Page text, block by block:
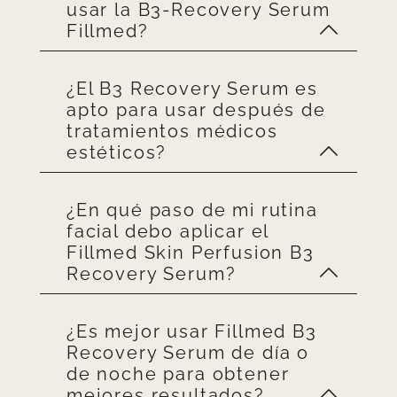
usar la B3-Recovery Serum
Fillmed?
El Serum Facial B3 Recovery
Fillmed es el aliado ideal para
pieles sensibles, irritadas,
deshidratadas o expuestas a
fórmula ayuda a devolver la
luminosidad y frescura a la
piel, revitalizándola y
protegiéndola.
¿El B3 Recovery Serum es
apto para usar después de
tratamientos médicos
estéticos?
Sí, es uno de sus principales
usos: ayuda a la piel a
recuperarse trasprocesos de
infiltración ytratamientos
¿En qué paso de mi rutina
facial debo aplicar el
Fillmed Skin Perfusion B3
Recovery Serum?
Se aplica Fillmed Skin
Perfusion B3 Recovery Serum
por la mañana y/o por la
¿Es mejor usar Fillmed B3
Recovery Serum de día o
de noche para obtener